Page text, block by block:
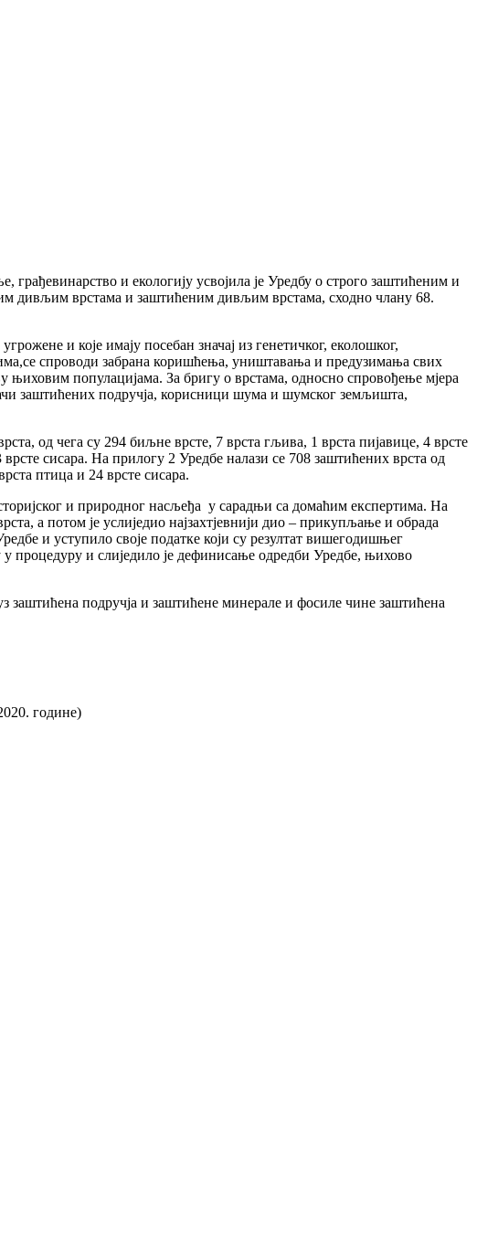
и екологију усвојила је Уредбу о строго заштићеним и
дивљим врстама и заштићеним дивљим врстама, сходно члану 68.
и које имају посебан значај из генетичког, еколошког,
спроводи забрана коришћења, уништавања и предузимања свих
популацијама. За бригу о врстама, односно спровођење мјера
заштићених подручја, корисници шума и шумског земљишта,
од чега су 294 биљне врсте, 7 врста гљива, 1 врста пијавице, 4 врсте
сисара. На прилогу 2 Уредбе налази се 708 заштићених врста од
птица и 24 врсте сисара.
и природног насљеђа у сарадњи са домаћим експертима. На
а потом је услиједио најзахтјевнији дио – прикупљање и обрада
и уступило своје податке који су резултат вишегодишњег
процедуру и слиједило је дефинисање одредби Уредбе, њихово
заштићена подручја и заштићене минерале и фосиле чине заштићена
године)